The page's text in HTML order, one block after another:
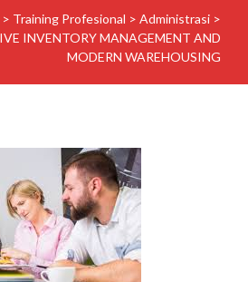
> Training Profesional > Administrasi >
INVENTORY MANAGEMENT AND
MODERN WAREHOUSING